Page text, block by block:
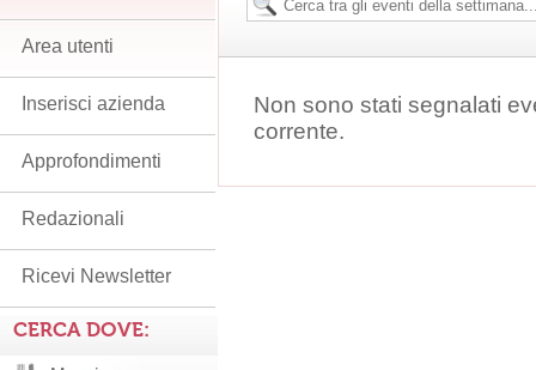
Non sono stati segnalati
corrente.
Area utenti
Inserisci azienda
Approfondimenti
Redazionali
Ricevi Newsletter
CERCA DOVE: